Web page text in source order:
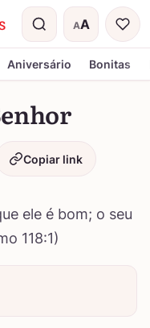
AA
Tamanho do
Aniversário Bonitas
Copiar link
ele é bom; o seu
118:1)